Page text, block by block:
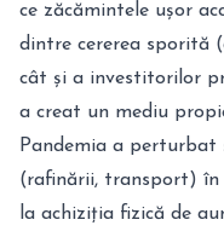
ce zăcămintele ușor
dintre cererea sporită
cât și a investitorilor
a creat un mediu
Pandemia a perturbat
(rafinării, transport) în
la achiziția fizică de